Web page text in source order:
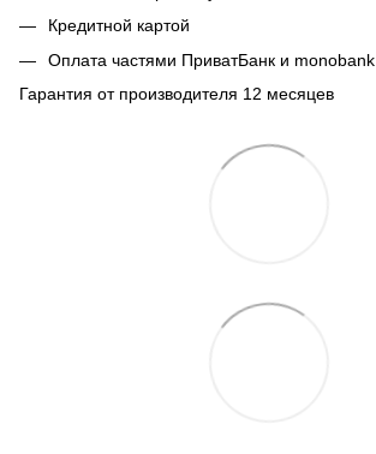
Кредитной картой
Оплата частями ПриватБанк и monobank
Гарантия от производителя 12 месяцев